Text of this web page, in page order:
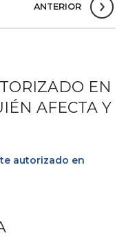
ANTERIOR
EN
AFECTA Y
autorizado en